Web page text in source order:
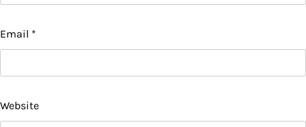
Email *
Website